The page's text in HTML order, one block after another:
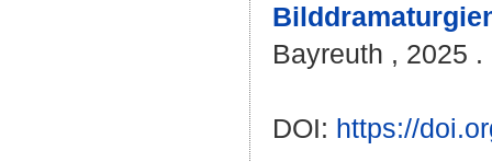
Bayreuth , 2025 .
DOI: https://